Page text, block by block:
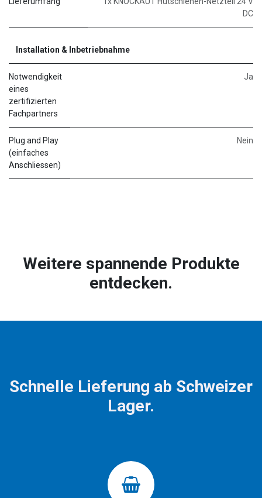
DC
Installation & Inbetriebnahme
Notwendigkeit
eines
zertifizierten
Fachpartners
Ja
Plug and Play
(einfaches
Anschliessen)
Nein
Weitere spannende Produkte
entdecken.
Schnelle Lieferung ab Schweizer
Lager.